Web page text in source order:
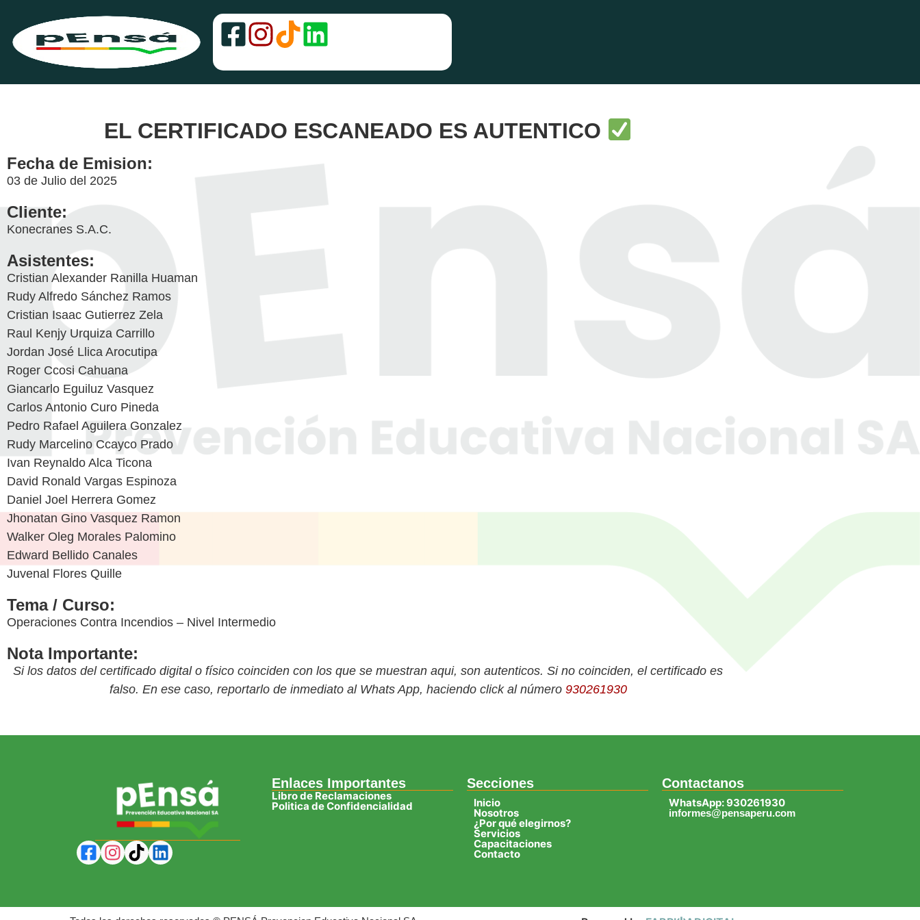
EL CERTIFICADO ESCANEADO ES AUTENTICO
Fecha de Emision:
03 de Julio del 2025
Cliente:
Konecranes S.A.C.
Asistentes:
Cristian Alexander Ranilla Huaman
Rudy Alfredo Sánchez Ramos
Cristian Isaac Gutierrez Zela
Raul Kenjy Urquiza Carrillo
Jordan José Llica Arocutipa
Roger Ccosi Cahuana
Giancarlo Eguiluz Vasquez
Carlos Antonio Curo Pineda
Pedro Rafael Aguilera Gonzalez
Rudy Marcelino Ccayco Prado
Ivan Reynaldo Alca Ticona
David Ronald Vargas Espinoza
Daniel Joel Herrera Gomez
Jhonatan Gino Vasquez Ramon
Walker Oleg Morales Palomino
Edward Bellido Canales
Juvenal Flores Quille
Tema / Curso:
Operaciones Contra Incendios – Nivel Intermedio
Nota Importante:
Si los datos del certificado digital o físico coinciden con los que se muestran aqui, son autenticos. Si no coinciden, el certificado es
falso. En ese caso, reportarlo de inmediato al Whats App, haciendo click al número 930261930
Enlaces Importantes
Libro de Reclamaciones
Politica de Confidencialidad
Secciones
Inicio
Nosotros
¿Por qué elegirnos?
Servicios
Capacitaciones
Contacto
Contactanos
WhatsApp: 930261930
informes@pensaperu.com